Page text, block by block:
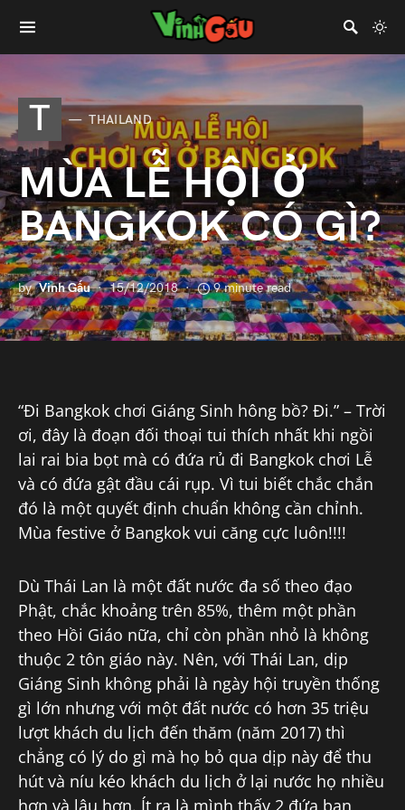
T THAILAND
MÙA LỄ HỘI Ở
BANGKOK CÓ GÌ?
by Vinh Gấu 15/12/2018 9 minute read
“Đi Bangkok chơi Giáng Sinh hông bồ? Đi.” – Trời
ơi, đây là đoạn đối thoại tui thích nhất khi ngồi
lai rai bia bọt mà có đứa rủ đi Bangkok chơi Lễ
và có đứa gật đầu cái rụp. Vì tui biết chắc chắn
đó là một quyết định chuẩn không cần chỉnh.
Mùa festive ở Bangkok vui căng cực luôn!!!!
Dù Thái Lan là một đất nước đa số theo đạo
Phật, chắc khoảng trên 85%, thêm một phần
theo Hồi Giáo nữa, chỉ còn phần nhỏ là không
thuộc 2 tôn giáo này. Nên, với Thái Lan, dịp
Giáng Sinh không phải là ngày hội truyền thống
gì lớn nhưng với một đất nước có hơn 35 triệu
lượt khách du lịch đến thăm (năm 2017) thì
chẳng có lý do gì mà họ bỏ qua dịp này để thu
hút và níu kéo khách du lịch ở lại nước họ nhiều
hơn và lâu hơn. Ít ra là mình thấy 2 đứa bạn